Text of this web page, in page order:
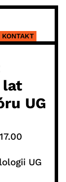
KONTAKT
lat
UG
UG